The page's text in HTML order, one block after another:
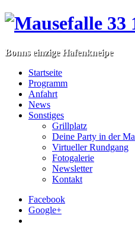
Bonns einzige Hafenkneipe
Startseite
Programm
Anfahrt
News
Sonstiges
Grillplatz
Deine Party in der
Virtueller Rundgang
Fotogalerie
Newsletter
Kontakt
Facebook
Google+